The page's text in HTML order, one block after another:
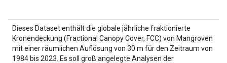
Dieses Dataset enthält die globale jährliche fraktionierte
Kronendeckung (Fractional Canopy Cover, FCC) von Mangroven
mit einer räumlichen Auflösung von 30 m für den Zeitraum von
1984 bis 2023. Es soll groß angelegte Analysen der